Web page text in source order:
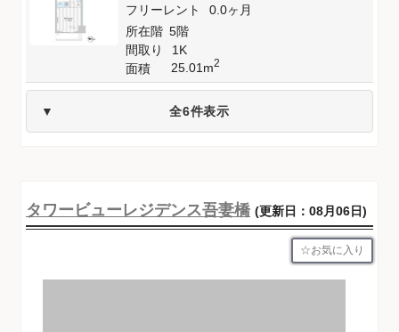
フリーレント
0.0ヶ月
所在階 5階
間取り
1K
面積
25.01m2
全6件表示
タワービューレジデンス吾妻橋 (更新日：08月06日)
お気に入り